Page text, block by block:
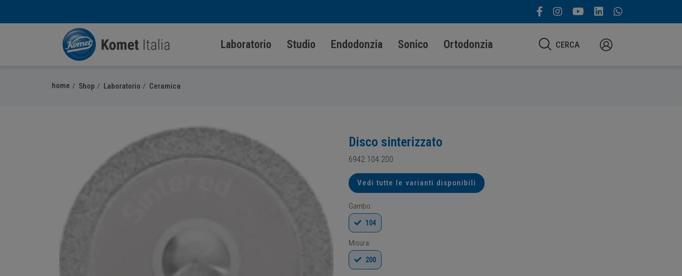
CERCA
Laboratorio Studio Endodonzia Sonico Ortodonzia
home Shop Laboratorio Ceramica
Disco sinterizzato
6942.104.200
Vedi tutte le varianti disponibili
Gambo:
104
Misura:
200